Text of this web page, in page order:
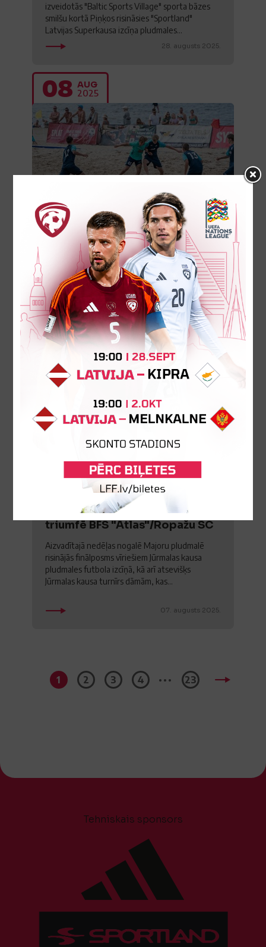
izveidotās "Baltic Sports Village" sporta bāzes
smilšu kortā Piņķos risināsies "Sportland"
Latvijas Superkausa izcīņa pludmales...
28. augusts 2025.
08 AUG
2025
Aizvadītas tradicionālās "Busel
Cup" sacensības jauniešiem
Iepriekšējā svētdienā Majoru pludmalē paralēli
Jūrmalas kausa pludmales futbola izcīņai
kungiem un dāmām risinājās arī tradicionālās
"Busel Cup" sacensības pludmales...
08. augusts 2025.
07 2025
Jūrmalas kausa finālposmā
triumfē BFS "Atlas"/Ropažu SC
Aizvadītajā nedēļas nogalē Majoru pludmalē
risinājās finālposms vīriešiem Jūrmalas kausa
pludmales futbola izcīņā, kā arī atsevišķs
Jūrmalas kausa turnīrs dāmām, kas...
07. augusts 2025.
1 2 3 4 ... 23
Tehniskais sponsors